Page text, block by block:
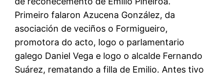
Primeiro falaron Azucena González, da
asociación de veciños o Formigueiro,
promotora do acto, logo o parlamentario
galego Daniel Vega e logo o alcalde Fernando
Suárez, rematando a filla de Emilio. Antes tivo